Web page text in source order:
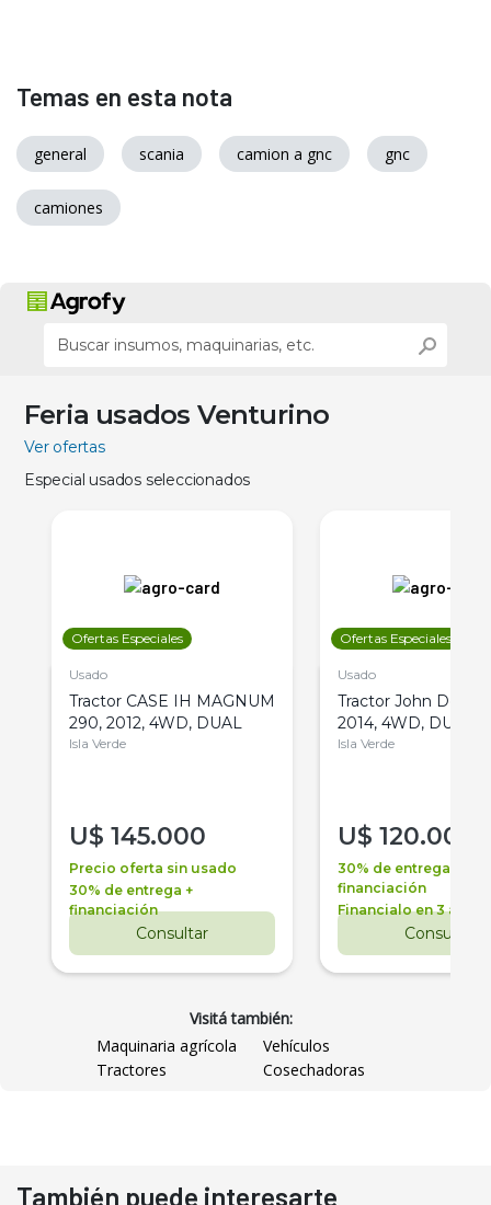
Temas en esta nota
general scania camion a gnc gnc
camiones
Feria usados Venturino
Ver ofertas
Especial usados seleccionados
Ofertas Especiales
Usado
Tractor CASE IH MAGNUM
290, 2012, 4WD, DUAL
Isla Verde
U$ 145.000
Precio oferta sin usado
30% de entrega +
financiación
Consultar
Ofertas Especiales
Usado
Tractor John Deere
2014, 4WD, DUAL
Isla Verde
U$ 120.000
30% de entrega +
financiación
Financialo en 3 años
Consultar
Visitá también:
Maquinaria agrícola
Vehículos
Tractores
Cosechadoras
También puede interesarte